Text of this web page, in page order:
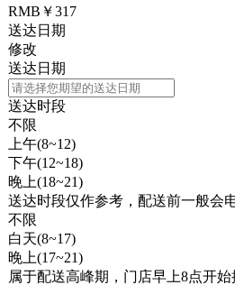
RMB￥317
送达日期
修改
送达日期
送达时段
不限
上午(8~12)
下午(12~18)
晚上(18~21)
送达时段仅作参考，配送前一般会
不限
白天(8~17)
晚上(17~21)
属于配送高峰期，门店早上8点开始